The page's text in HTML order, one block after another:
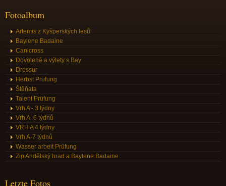
Fotoalbum
Artemis z Kyšperských lesů
Baylene Badaine
Canicross
Dovolené a výlety s Bay
Dressur
Herbst Prüfung
Štěňata
Talent Prüfung
Vrh A - 3 týdny
Vrh A -6 týdnů
VRH A 4 týdny
Vrh A-7 týdnů
Wasser arbeit Prüfung
Zip Andělský hrad a Baylene Badaine
Letzte Fotos